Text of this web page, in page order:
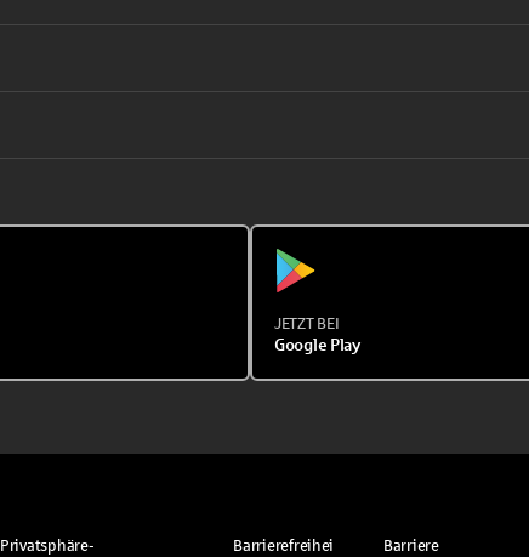
JETZT BEI
Google Play
Privatsphäre- Barrierefreihei Barriere